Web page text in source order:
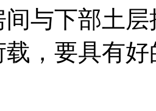
与下部土
载，要具有